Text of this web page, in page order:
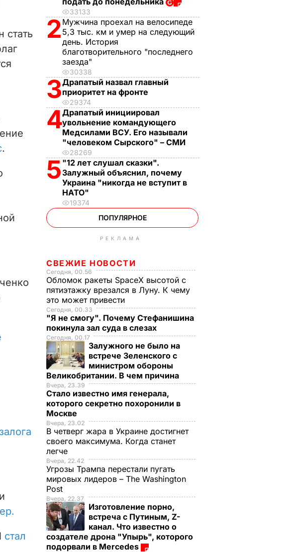
стать
.
стал
33133
2 Мужчина проехал на велосипеде
5,3 тыс. км и умер на следующий
день. История
благотворительного "последнего
заезда"
30338
3Драпатый назвал главный
приоритет на фронте
29374
4Драпатый инициировал
увольнение командующего
Медсилами ВСУ. Его называли
"человеком Сырского" – СМИ
28269
5 "12 лет слушал сказки".
Залужный объяснил, почему
Украина "никогда не вступит в
НАТО"
19374
ПОПУЛЯРНОЕ
РЕКЛАМА
СВЕЖИЕ НОВОСТИ
Сегодня, 00.56
Обломок ракеты SpaceX высотой с
пятиэтажку врезался в Луну. К чему
это может привести
Сегодня, 00.33
"Я не смогу". Почему Стефанишина
покинула зал суда в слезах
Сегодня, 00.17
Залужного не было на
встрече Зеленского с
министром обороны
Великобритании. В чем причина
Вчера, 23.39
Стало известно имя генерала,
которого секретно похоронили в
Москве
Вчера, 23.02
В четверг жара в Украине достигнет
своего максимума. Когда станет
легче
Вчера, 22.42
Угрозы Трампа перестали пугать
мировых лидеров – The Washington
Post
Вчера, 22.37
Изготовление порно,
встреча с Путиным, Z-
канал. Что известно о
создателе дрона "Упырь", которого
подорвали в Mercedes